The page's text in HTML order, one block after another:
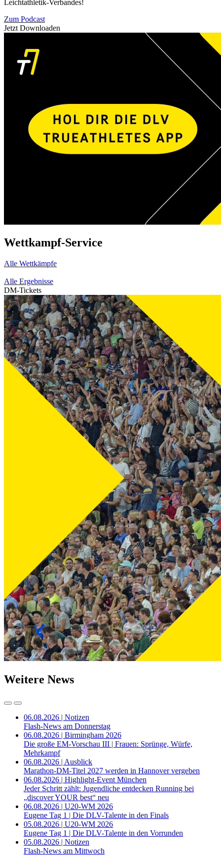
Leichtathletik-Verbandes!
Zum Podcast
Jetzt Downloaden
Wettkampf-Service
Alle Wettkämpfe
Alle Ergebnisse
DM-Tickets
Weitere News
06.08.2026 | Notizen
Flash-News am Donnerstag
06.08.2026 | Birmingham 2026
Die große EM-Vorschau III | Frauen: Sprünge, Würfe,
Mehrkampf
06.08.2026 | Ausblick
Marathon-DM-Titel 2027 werden in Hannover vergeben
06.08.2026 | Highlight-Event München
Jeder Schritt zählt: Jugendliche entdecken Running bei
„discover YOUR best“ neu
06.08.2026 | U20-WM 2026
Eugene Tag 1 | Die DLV-Talente in den Finals
05.08.2026 | U20-WM 2026
Eugene Tag 1 | Die DLV-Talente in den Vorrunden
05.08.2026 | Notizen
Flash-News am Mittwoch